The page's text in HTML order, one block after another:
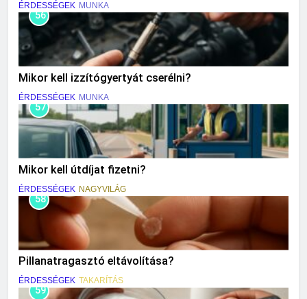
ÉRDESSÉGEK MUNKA
56
Mikor kell izzítógyertyát cserélni?
ÉRDESSÉGEK MUNKA
57
Mikor kell útdíjat fizetni?
ÉRDESSÉGEK NAGYVILÁG
58
Pillanatragasztó eltávolítása?
ÉRDESSÉGEK TAKARÍTÁS
59